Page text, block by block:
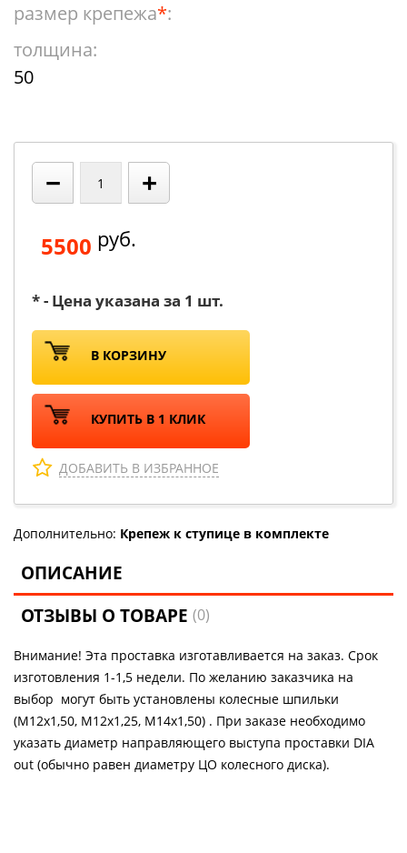
размер крепежа*:
толщина:
50
− +
5500 руб.
* - Цена указана за 1 шт.
В КОРЗИНУ
КУПИТЬ В 1 КЛИК
ДОБАВИТЬ В ИЗБРАННОЕ
Дополнительно: Крепеж к ступице в комплекте
ОПИСАНИЕ
ОТЗЫВЫ О ТОВАРЕ(0)
Внимание! Эта проставка изготавливается на заказ. Срок
изготовления 1-1,5 недели. По желанию заказчика на
выбор могут быть установлены колесные шпильки
(М12х1,50, М12х1,25, М14х1,50) . При заказе необходимо
указать диаметр направляющего выступа проставки DIA
out (обычно равен диаметру ЦО колесного диска).